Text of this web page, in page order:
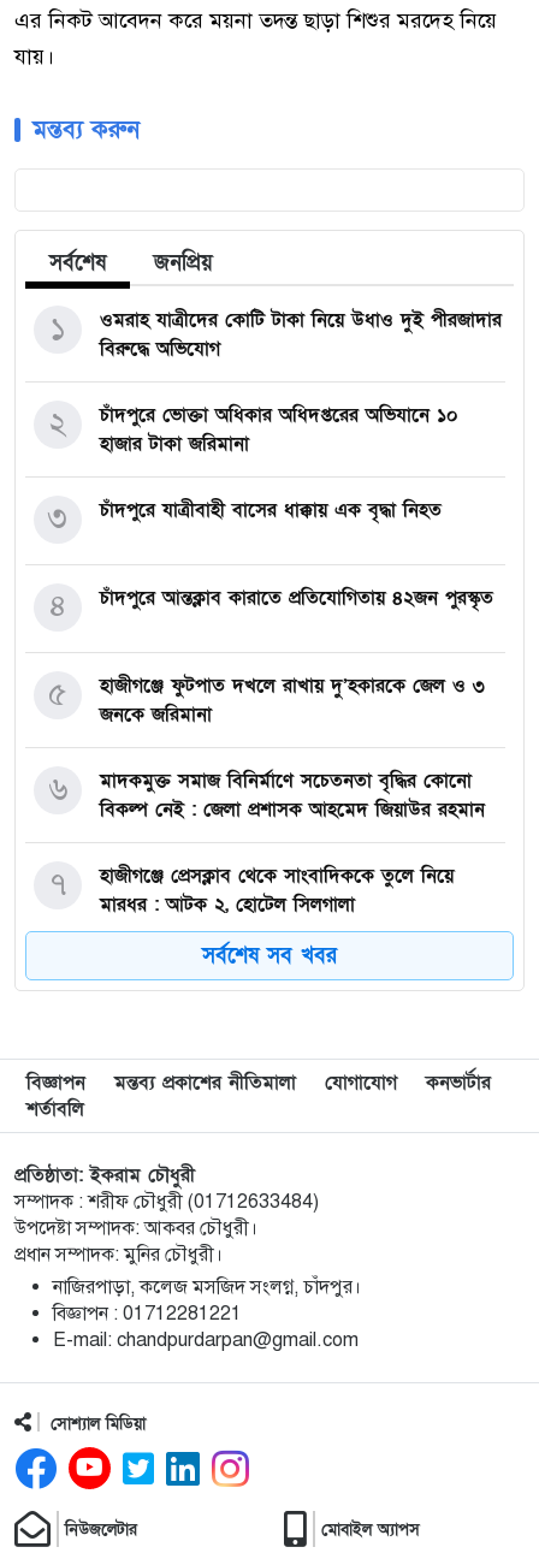
এর নিকট আবেদন করে ময়না তদন্ত ছাড়া শিশুর মরদেহ নিয়ে
যায়।
মন্তব্য করুন
সর্বশেষ জনপ্রিয়
ওমরাহ যাত্রীদের কোটি টাকা নিয়ে উধাও দুই পীরজাদার
বিরুদ্ধে অভিযোগ
১
চাঁদপুরে ভোক্তা অধিকার অধিদপ্তরের অভিযানে ১০
হাজার টাকা জরিমানা
২
চাঁদপুরে যাত্রীবাহী বাসের ধাক্কায় এক বৃদ্ধা নিহত
৩
চাঁদপুরে আন্তক্লাব কারাতে প্রতিযোগিতায় ৪২জন পুরস্কৃত
৪
হাজীগঞ্জে ফুটপাত দখলে রাখায় দু’হকারকে জেল ও ৩
জনকে জরিমানা
৫
মাদকমুক্ত সমাজ বিনির্মাণে সচেতনতা বৃদ্ধির কোনো
বিকল্প নেই : জেলা প্রশাসক আহমেদ জিয়াউর রহমান
৬
হাজীগঞ্জে প্রেসক্লাব থেকে সাংবাদিককে তুলে নিয়ে
মারধর : আটক ২, হোটেল সিলগালা
৭
মতলব উত্তরে কালাম এন্টারপ্রাইজের মালিককে ২৫
হাজার টাকা জরিমানা
৮
মেরিল প্রথম আলো সমালোচক পুরস্কার ২০২৫ : সেরা
অভিনেতার চূড়ান্ত মনোনয়নে জায়গা করে নিলেন
৯
চাঁদপুরে জাতীয় বিজ্ঞান ও প্রযুক্তি সপ্তাহ উদযাপনের
লক্ষে প্রস্তুতিমূলক সভা
১০
বাংলা নববর্ষ আমাদের বাঙালি সংস্কৃতি ও ঐতিহ্যের
প্রাণের উৎসব : চাঁদপুর জেলা প্রশাসক
১১
চাঁদপুর শহরের হাসান আলী উচ্চ বিদ্যালয় মাঠ সংরক্ষণ
ও উন্নয়নে ৩৫ লাখ টাকার কাজ শুরু
১২
মতলব উত্তরে প্রেমিকের বাড়িতে বিয়ের দাবিতে
১৩
সর্বশেষ সব খবর
বিজ্ঞাপন মন্তব্য প্রকাশের নীতিমালা যোগাযোগ
কনভার্টার
শর্তাবলি
প্রতিষ্ঠাতা: ইকরাম চৌধুরী
সম্পাদক : শরীফ চৌধুরী (01712633484)
উপদেষ্টা সম্পাদক: আকবর চৌধুরী।
প্রধান সম্পাদক: মুনির চৌধুরী।
নাজিরপাড়া, কলেজ মসজিদ সংলগ্ন, চাঁদপুর।
‎বিজ্ঞাপন : 01712281221
‎E-mail: chandpurdarpan@gmail.com
সোশ্যাল মিডিয়া
নিউজলেটার মোবাইল অ্যাপস